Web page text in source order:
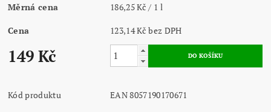
Měrná cena 186,25 Kč / 1 l
Cena 123,14 Kč bez DPH
149 Kč
Kód produktu
EAN 8057190170671